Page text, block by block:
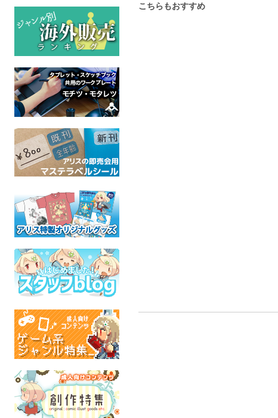
こちらもおすすめ
Side by Side
DELTARUNE
全年齢
ニューホーム改め、ドバ